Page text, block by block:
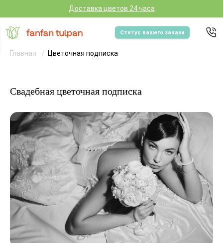
Доставка цветов 24 часа
Статус вашего заказа
Главная Цветочная подписка
Свадебная цветочная подписка